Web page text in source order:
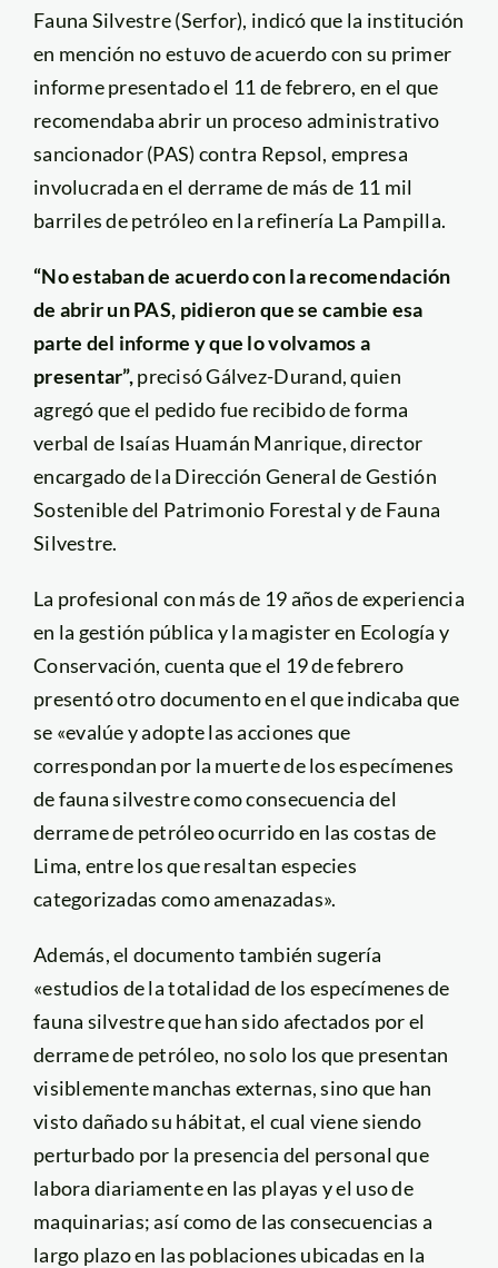
Fauna Silvestre (Serfor), indicó que la institución
en mención no estuvo de acuerdo con su primer
informe presentado el 11 de febrero, en el que
recomendaba abrir un proceso administrativo
sancionador (PAS) contra Repsol, empresa
involucrada en el derrame de más de 11 mil
barriles de petróleo en la refinería La Pampilla.
“No estaban de acuerdo con la recomendación
de abrir un PAS, pidieron que se cambie esa
parte del informe y que lo volvamos a
presentar”,precisó Gálvez-Durand, quien
agregó que el pedido fue recibido de forma
verbal de Isaías Huamán Manrique, director
encargado de la Dirección General de Gestión
Sostenible del Patrimonio Forestal y de Fauna
Silvestre.
La profesional con más de 19 años de experiencia
en la gestión pública y la magister en Ecología y
Conservación, cuenta que el 19 de febrero
presentó otro documento en el que indicaba que
se «evalúe y adopte las acciones que
correspondan por la muerte de los especímenes
de fauna silvestre como consecuencia del
derrame de petróleo ocurrido en las costas de
Lima, entre los que resaltan especies
categorizadas como amenazadas».
Además, el documento también sugería
«estudios de la totalidad de los especímenes de
fauna silvestre que han sido afectados por el
derrame de petróleo, no solo los que presentan
visiblemente manchas externas, sino que han
visto dañado su hábitat, el cual viene siendo
perturbado por la presencia del personal que
labora diariamente en las playas y el uso de
maquinarias; así como de las consecuencias a
largo plazo en las poblaciones ubicadas en la